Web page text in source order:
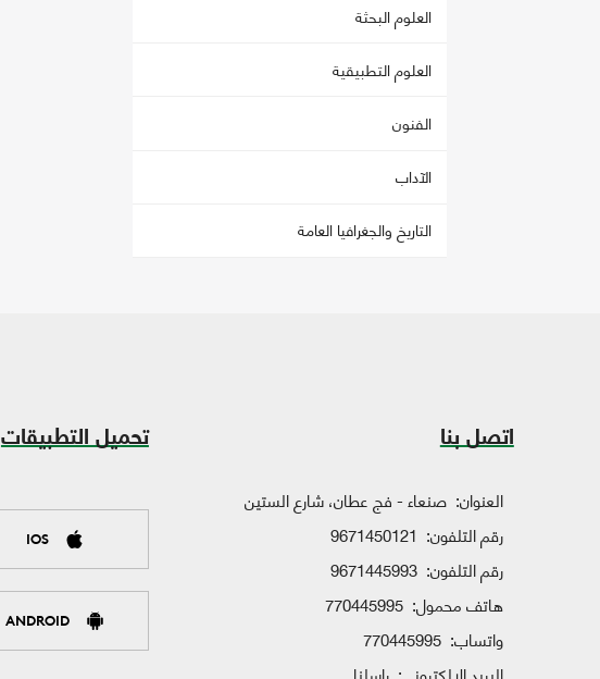
العلوم البحثة
العلوم التطبيقية
الفنون
الآداب
التاريخ والجغرافيا العامة
اتصل بنا
العنوان: صنعاء - فج عطان، شارع الستين
رقم التلفون: 9671450121
رقم التلفون: 9671445993
هاتف محمول: 770445995
واتساب: 770445995
تحميل التطبيقات
IOS
ANDROID